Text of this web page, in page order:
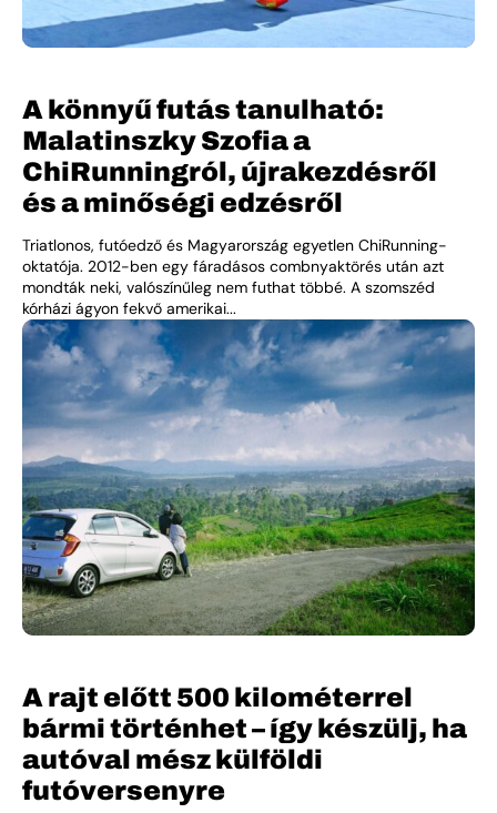
A könnyű futás tanulható:
Malatinszky Szofia a
ChiRunningról, újrakezdésről
és a minőségi edzésről
Triatlonos, futóedző és Magyarország egyetlen ChiRunning-
oktatója. 2012-ben egy fáradásos combnyaktörés után azt
mondták neki, valószínűleg nem futhat többé. A szomszéd
kórházi ágyon fekvő amerikai...
A rajt előtt 500 kilométerrel
bármi történhet – így készülj, ha
autóval mész külföldi
futóversenyre